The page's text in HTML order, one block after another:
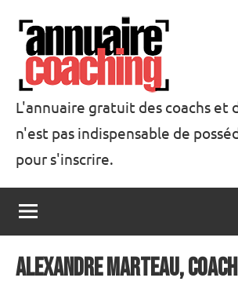
contenu
Annuaire
Coaching
L'annuaire gratuit des coachs et
n'est pas indispensable de
pour s'inscrire.
Alexandre Marteau,